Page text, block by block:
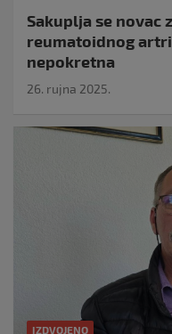
Sakuplja se novac
reumatoidnog
nepokretna
26. rujna 2025.
IZDVOJENO